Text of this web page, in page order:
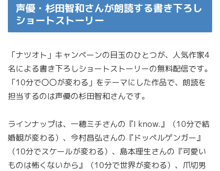
声優・杉田智和さんが朗読する書き下ろし
ショートストーリー
「ナツオト」キャンペーンの目玉のひとつが、人気作家4
名による書き下ろしショートストーリーの無料配信です。
「10分で〇〇が変わる」をテーマにした作品で、朗読を
担当するのは声優の杉田智和さんです。
ラインナップは、一穂ミチさんの『I know.』（10分で結
婚観が変わる）、今村昌弘さんの『ドッペルゲンガー』
（10分でスケールが変わる）、島本理生さんの『可愛い
ものは怖くないから』（10分で世界が変わる）、爪切男